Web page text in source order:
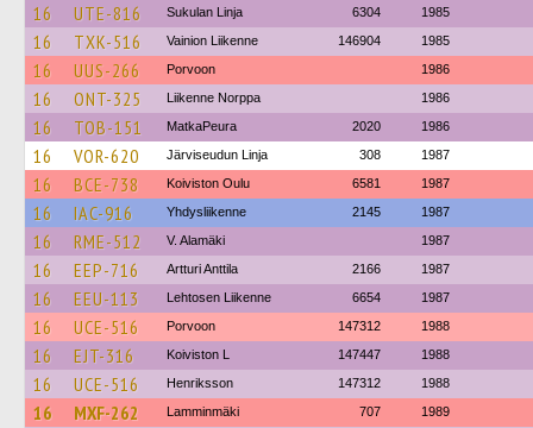
16 UTE-816 Sukulan Linja 6304 1985
16 TXK-516 Vainion Liikenne 146904 1985
16 UUS-266 Porvoon 1986
16 ONT-325 Liikenne Norppa 1986
16 TOB-151 MatkaPeura 2020 1986
16 VOR-620 Järviseudun Linja 308 1987
16 BCE-738 Koiviston Oulu 6581 1987
16 IAC-916 Yhdysliikenne 2145 1987
16 RME-512 V. Alamäki 1987
16 EEP-716 Artturi Anttila 2166 1987
16 EEU-113 Lehtosen Liikenne 6654 1987
16 UCE-516 Porvoon 147312 1988
16 EJT-316 Koiviston L 147447 1988
16 UCE-516 Henriksson 147312 1988
16 MXF-262 Lamminmäki 707 1989